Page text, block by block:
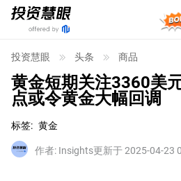
投资慧眼 头条 商品
黄金短期关注3360美
点或令黄金大幅回调
标签: 黄金
作者: Insights更新于 2025-04-23